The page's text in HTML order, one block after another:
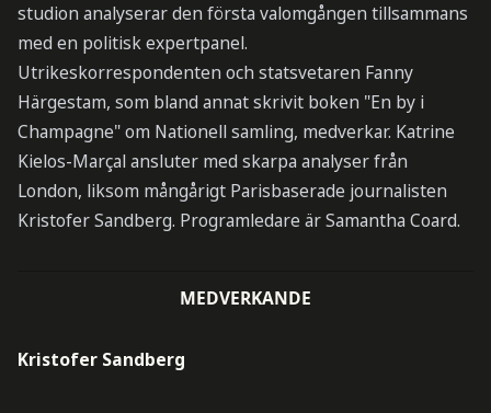
studion analyserar den första valomgången tillsammans
med en politisk expertpanel.
Utrikeskorrespondenten och statsvetaren Fanny
Härgestam, som bland annat skrivit boken "En by i
Champagne" om Nationell samling, medverkar. Katrine
Kielos-Marçal ansluter med skarpa analyser från
London, liksom mångårigt Parisbaserade journalisten
Kristofer Sandberg. Programledare är Samantha Coard.
MEDVERKANDE
Kristofer Sandberg